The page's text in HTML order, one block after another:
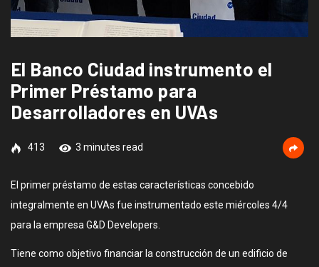
El Banco Ciudad instrumento el
Primer Préstamo para
Desarrolladores en UVAs
413 3 minutes read
El primer préstamo de estas características concebido
integralmente en UVAs fue instrumentado este miércoles 4/4
para la empresa G&D Developers.
Tiene como objetivo financiar la construcción de un edificio de